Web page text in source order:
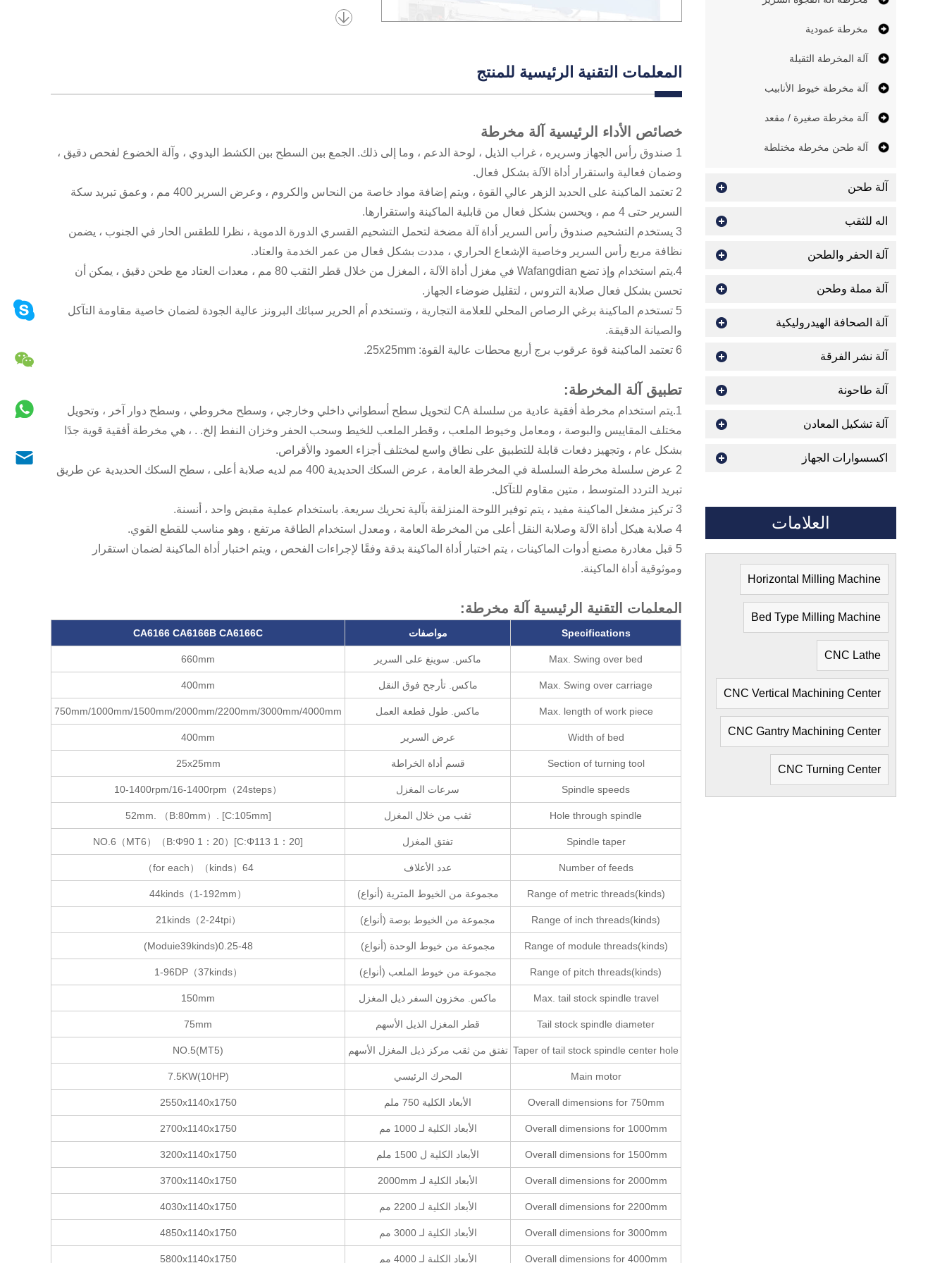
المعلمات التقنية الرئيسية للمنتج
خصائص الأداء الرئيسية آلة مخرطة
1 صندوق رأس الجهاز وسريره ، غراب الذيل ، لوحة الدعم ، وما إلى ذلك. الجمع بين السطح بين الكشط اليدوي ، وآلة الخضوع لفحص دقيق ،
وضمان فعالية واستقرار أداة الآلة بشكل فعال.
2 تعتمد الماكينة على الحديد الزهر عالي القوة ، ويتم إضافة مواد خاصة من النحاس والكروم ، وعرض السرير 400 مم ، وعمق تبريد سكة
السرير حتى 4 مم ، ويحسن بشكل فعال من قابلية الماكينة واستقرارها.
3 يستخدم التشحيم صندوق رأس السرير أداة آلة مضخة لتحمل التشحيم القسري الدورة الدموية ، نظرا للطقس الحار في الجنوب ، يضمن
نظافة مربع رأس السرير وخاصية الإشعاع الحراري ، مددت بشكل فعال من عمر الخدمة والعتاد.
4.يتم استخدام وإذ تضع Wafangdian في مغزل أداة الآلة ، المغزل من خلال قطر الثقب 80 مم ، معدات العتاد مع طحن دقيق ، يمكن أن
تحسن بشكل فعال صلابة التروس ، لتقليل ضوضاء الجهاز.
5 تستخدم الماكينة برغي الرصاص المحلي للعلامة التجارية ، وتستخدم أم الحرير سبائك البرونز عالية الجودة لضمان خاصية مقاومة التآكل
والصيانة الدقيقة.
6 تعتمد الماكينة قوة عرقوب برج أربع محطات عالية القوة: 25x25mm.
تطبيق آلة المخرطة:
1.يتم استخدام مخرطة أفقية عادية من سلسلة CA لتحويل سطح أسطواني داخلي وخارجي ، وسطح مخروطي ، وسطح دوار آخر ، وتحويل
مختلف المقاييس والبوصة ، ومعامل وخيوط الملعب ، وقطر الملعب للخيط وسحب الحفر وخزان النفط إلخ. . ، هي مخرطة أفقية قوية جدًا
بشكل عام ، وتجهيز دفعات قابلة للتطبيق على نطاق واسع لمختلف أجزاء العمود والأقراص.
2 عرض سلسلة مخرطة السلسلة في المخرطة العامة ، عرض السكك الحديدية 400 مم لديه صلابة أعلى ، سطح السكك الحديدية عن طريق
تبريد التردد المتوسط ، متين مقاوم للتآكل.
3 تركيز مشغل الماكينة مفيد ، يتم توفير اللوحة المنزلقة بآلية تحريك سريعة. باستخدام عملية مقبض واحد ، أنسنة.
4 صلابة هيكل أداة الآلة وصلابة النقل أعلى من المخرطة العامة ، ومعدل استخدام الطاقة مرتفع ، وهو مناسب للقطع القوي.
5 قبل مغادرة مصنع أدوات الماكينات ، يتم اختبار أداة الماكينة بدقة وفقًا لإجراءات الفحص ، ويتم اختبار أداة الماكينة لضمان استقرار
وموثوقية أداة الماكينة.
المعلمات التقنية الرئيسية آلة مخرطة:
Specifications مواصفات CA6166 CA6166B CA6166C
Max. Swing over bed ماكس. سوينغ على السرير 660mm
Max. Swing over carriage ماكس. تأرجح فوق النقل 400mm
Max. length of work piece ماكس. طول قطعة العمل 750mm/1000mm/1500mm/2000mm/2200mm/3000mm/4000mm
Width of bed عرض السرير 400mm
Section of turning tool قسم أداة الخراطة 25x25mm
Spindle speeds سرعات المغزل 10-1400rpm/16-1400rpm（24steps）
Hole through spindle ثقب من خلال المغزل 52mm. （B:80mm）. [C:105mm]
Spindle taper تفتق المغزل NO.6（MT6）（B:Φ90 1：20）[C:Φ113 1：20]
Number of feeds عدد الأعلاف 64（kinds）（for each）
Range of metric threads(kinds) مجموعة من الخيوط المترية (أنواع) （1-192mm）44kinds
Range of inch threads(kinds) مجموعة من الخيوط بوصة (أنواع) （2-24tpi）21kinds
Range of module threads(kinds) مجموعة من خيوط الوحدة (أنواع) 0.25-48(Moduie39kinds)
Range of pitch threads(kinds) مجموعة من خيوط الملعب (أنواع) 1-96DP（37kinds）
Max. tail stock spindle travel ماكس. مخزون السفر ذيل المغزل 150mm
Tail stock spindle diameter قطر المغزل الذيل الأسهم 75mm
Taper of tail stock spindle center hole تفتق من ثقب مركز ذيل المغزل الأسهم NO.5(MT5)
Main motor المحرك الرئيسي 7.5KW(10HP)
Overall dimensions for 750mm الأبعاد الكلية 750 ملم 2550x1140x1750
Overall dimensions for 1000mm الأبعاد الكلية لـ 1000 مم 2700x1140x1750
Overall dimensions for 1500mm الأبعاد الكلية ل 1500 ملم 3200x1140x1750
Overall dimensions for 2000mm الأبعاد الكلية لـ 2000mm 3700x1140x1750
Overall dimensions for 2200mm الأبعاد الكلية لـ 2200 مم 4030x1140x1750
Overall dimensions for 3000mm الأبعاد الكلية لـ 3000 مم 4850x1140x1750
Overall dimensions for 4000mm الأبعاد الكلية لـ 4000 مم 5800x1140x1750
مخرطة عمودية
آلة المخرطة الثقيلة
آلة مخرطة خيوط الأنابيب
آلة مخرطة صغيرة / مقعد
آلة طحن مخرطة مختلطة
آلة طحن
اله للثقب
آلة الحفر والطحن
آلة مملة وطحن
آلة الصحافة الهيدروليكية
آلة نشر الفرقة
آلة طاحونة
آلة تشكيل المعادن
اكسسوارات الجهاز
العلامات
Horizontal Milling Machine
Bed Type Milling Machine
CNC Lathe
CNC Vertical Machining Center
CNC Gantry Machining Center
CNC Turning Center